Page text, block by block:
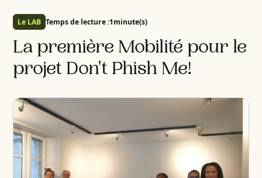
Le LAB Temps de lecture :1minute(s)
La première Mobilité pour le
projet Don't Phish Me!